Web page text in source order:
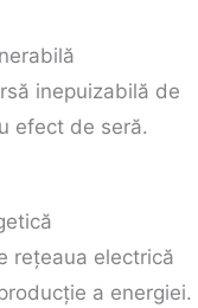
inepuizabilă de
efect de seră.
rețeaua electrică
a energiei.